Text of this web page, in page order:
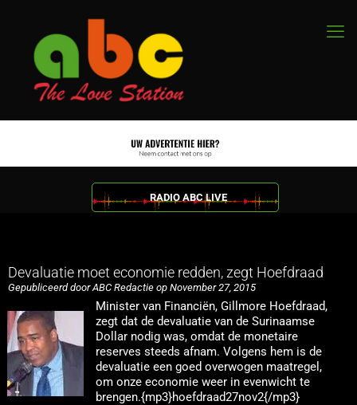
RADIO ABC LIVE
Devaluatie moet economie redden, zegt Hoefdraad
Gepubliceerd door ABC Redactie op November 27, 2015
Minister van Financiën, Gillmore Hoefdraad,
zegt dat de devaluatie van de Surinaamse
Dollar nodig was, omdat de monetaire
reserves steeds afnam. Volgens hem is de
devaluatie een goed overwogen maatregel,
om onze economie weer in evenwicht te
brengen.{mp3}hoefdraad27nov2{/mp3}